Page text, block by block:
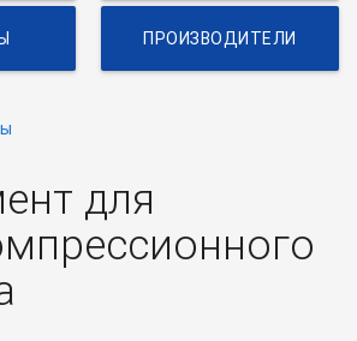
ПРОИЗВОДИТЕЛИ
для